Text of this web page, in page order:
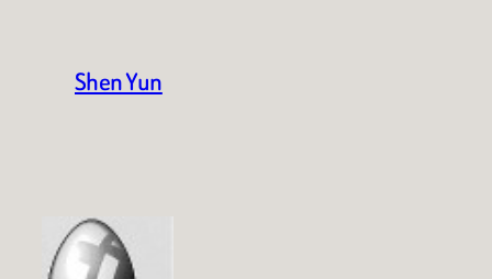
Shen Yun